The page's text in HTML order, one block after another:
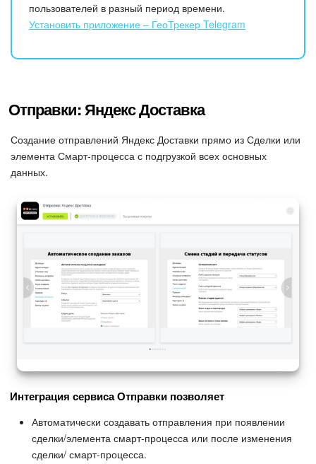
пользователей в разный период времени.
Установить приложение – ГеоТрекер Telegram
Отправки: Яндекс Доставка
Создание отправлений Яндекс Доставки прямо из Сделки или
элемента Смарт-процесса с подгрузкой всех основных
данных.
Интеграция сервиса Отправки позволяет
Автоматически создавать отправления при появлении
сделки/элемента смарт-процесса или после изменения
сделки/ смарт-процесса.